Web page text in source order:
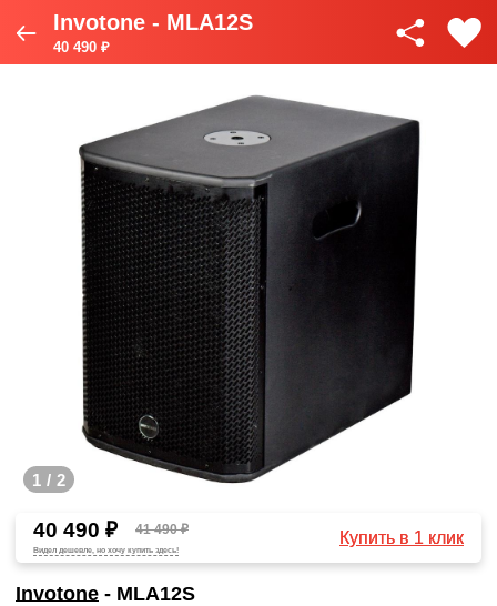
Invotone - MLA12S
40 490 ₽
1 / 2
40 490 ₽ 41 490 ₽
Видел дешевле, но хочу купить здесь!
Купить в 1 клик
Invotone - MLA12S